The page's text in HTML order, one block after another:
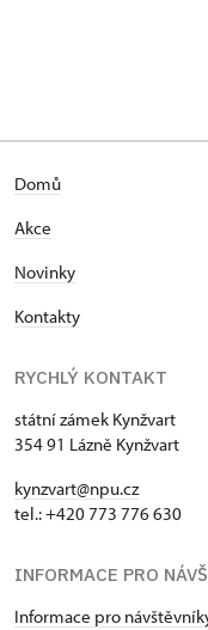
Domů
Akce
Novinky
Kontakty
RYCHLÝ KONTAKT
státní zámek Kynžvart
354 91 Lázně Kynžvart
kynzvart@npu.cz
tel.: +420 773 776 630
INFORMACE PRO
Informace pro